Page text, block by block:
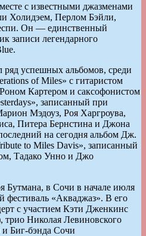
с известными джазменами
Холидэем, Перлом Бэйли,
Он — единственный
записи легендарного
успешных альбомов, среди
of Miles» с гитаристом
Картером и саксофонистом
записанный при
Мэдоуз, Роя Харгроува,
Питера Бернстина и Джона
на сегодня альбом Дж.
to Miles Davis», записанный
Тадако Унно и Джо
Бутмана, в Сочи в начале июля
фестиваль «Акваджаз». В его
с участием Кэти Дженкинс
Николая Левиновского
Биг-бэнда Сочи